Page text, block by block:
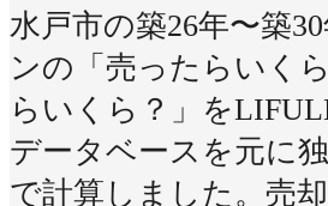
水戸市の築26年〜築
ンの「売ったらいく
らいくら？」を
データベースを元に
で計算しました。売